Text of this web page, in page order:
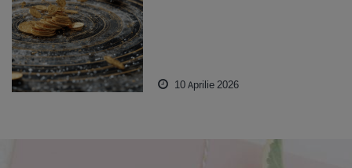
10 Aprilie 2026